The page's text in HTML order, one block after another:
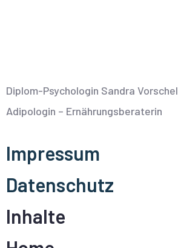
Diplom-Psychologin Sandra Vorschel
Adipologin – Ernährungsberaterin
Impressum
Datenschutz
Inhalte